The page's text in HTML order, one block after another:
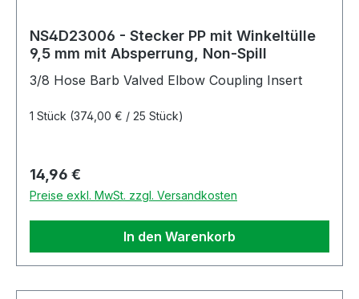
NS4D23006 - Stecker PP mit Winkeltülle
9,5 mm mit Absperrung, Non-Spill
3/8 Hose Barb Valved Elbow Coupling Insert
1 Stück (374,00 € / 25 Stück)
Regulärer Preis:
14,96 €
Preise exkl. MwSt. zzgl. Versandkosten
In den Warenkorb